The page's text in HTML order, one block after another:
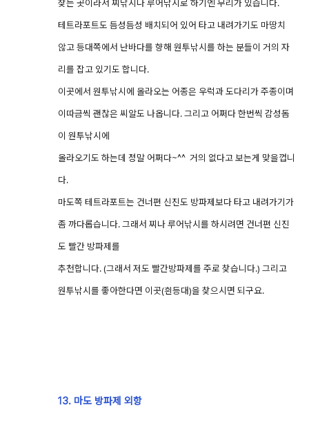
찾는 곳이라서 찌낚시나 루어낚시로 하기엔 무리가 있습니다.
테트라포트도 듬성듬성 배치되어 있어 타고 내려가기도 마땅치
않고 등대쪽에서 난바다를 향해 원투낚시를 하는 분들이 거의 자
리를 잡고 있기도 합니다.
이곳에서 원투낚시에 올라오는 어종은 우럭과 도다리가 주종이며
이따금씩 괜찮은 씨알도 나옵니다. 그리고 어쩌다 한번씩 감성돔
이 원투낚시에
올라오기도 하는데 정말 어쩌다~^^ 거의 없다고 보는게 맞을껍니
다.
마도쪽 테트라포트는 건너편 신진도 방파제보다 타고 내려가기가
좀 까다롭습니다. 그래서 찌나 루어낚시를 하시려면 건너편 신진
도 빨간 방파제를
추천합니다. (그래서 저도 빨간방파제를 주로 찾습니다.) 그리고
원투낚시를 좋아한다면 이곳(흰등대)을 찾으시면 되구요.
13. 마도 방파제 외항